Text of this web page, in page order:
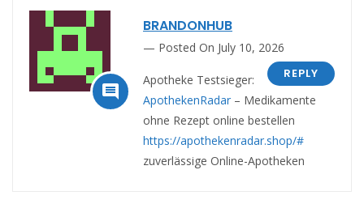

BRANDONHUB
Posted On July 10, 2026
REPLY
Apotheke Testsieger:
ApothekenRadar – Medikamente
ohne Rezept online bestellen
https://apothekenradar.shop/#
zuverlässige Online-Apotheken